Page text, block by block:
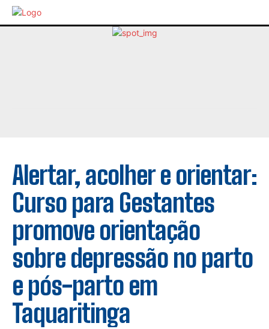
Alertar, acolher e orientar:
Curso para Gestantes
promove orientação
sobre depressão no parto
e pós-parto em
Taquaritinga